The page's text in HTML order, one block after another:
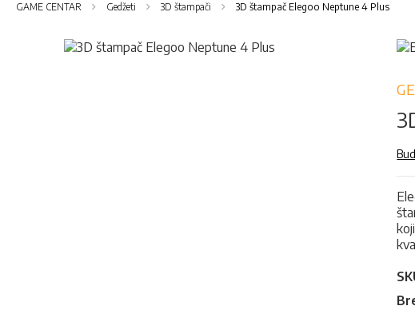
GAME CENTAR Gedžeti 3D štampači 3D štampač Elegoo Neptune 4 Plus
Skip